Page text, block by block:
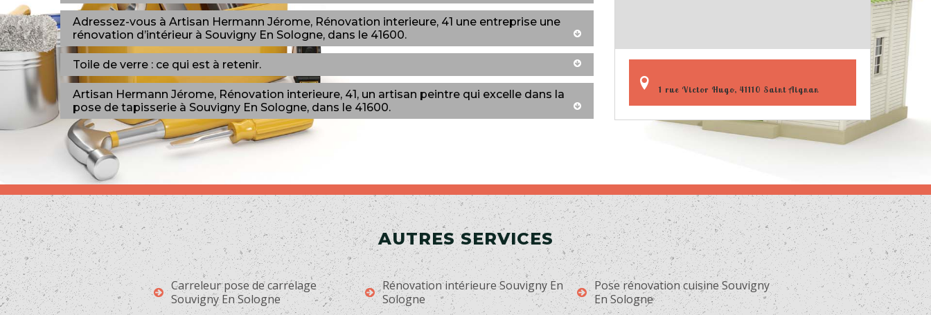
Adressez-vous à Artisan Hermann Jérome, Rénovation interieure, 41 une entreprise une
rénovation d’intérieur à Souvigny En Sologne, dans le 41600.
Toile de verre : ce qui est à retenir.
Artisan Hermann Jérome, Rénovation interieure, 41, un artisan peintre qui excelle dans la
pose de tapisserie à Souvigny En Sologne, dans le 41600.
1 rue Victor Hugo, 41110 Saint Aignan
AUTRES SERVICES
Carreleur pose de carrelage
Souvigny En Sologne
Rénovation intérieure Souvigny En
Sologne
Pose rénovation cuisine Souvigny
En Sologne